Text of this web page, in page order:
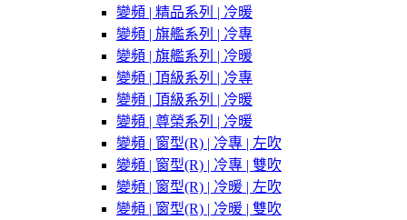
變頻 | 精品系列 | 冷暖
變頻 | 旗艦系列 | 冷專
變頻 | 旗艦系列 | 冷暖
變頻 | 頂級系列 | 冷專
變頻 | 頂級系列 | 冷暖
變頻 | 尊榮系列 | 冷暖
變頻 | 窗型(R) | 冷專 | 左吹
變頻 | 窗型(R) | 冷專 | 雙吹
變頻 | 窗型(R) | 冷暖 | 左吹
變頻 | 窗型(R) | 冷暖 | 雙吹